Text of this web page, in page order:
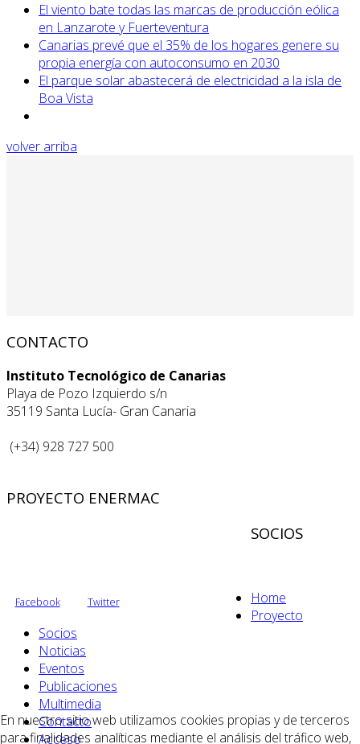
El viento bate todas las marcas de producción eólica
en Lanzarote y Fuerteventura
Canarias prevé que el 35% de los hogares genere su
propia energía con autoconsumo en 2030
El parque solar abastecerá de electricidad a la isla de
Boa Vista
volver arriba
CONTACTO
Instituto Tecnológico de Canarias
Playa de Pozo Izquierdo s/n
35119 Santa Lucía- Gran Canaria
(+34) 928 727 500
PROYECTO ENERMAC
Facebook Twitter
SOCIOS
Home
Proyecto
Socios
Noticias
Eventos
Publicaciones
Multimedia
Contacto
Acceso
En nuestro sitio web utilizamos cookies propias y de terceros
para finalidades analíticas mediante el análisis del tráfico web,